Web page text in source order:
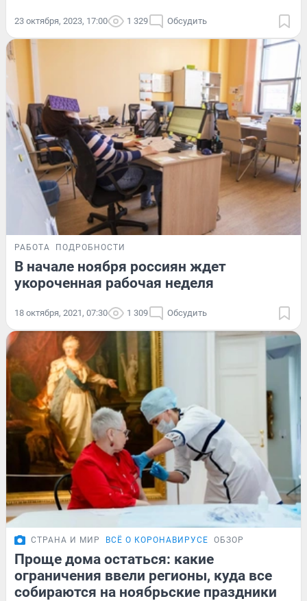
23 октября, 2023, 17:00 1 329 Обсудить
РАБОТА ПОДРОБНОСТИ
В начале ноября россиян ждет
укороченная рабочая неделя
18 октября, 2021, 07:30 1 309 Обсудить
СТРАНА И МИР ВСЁ О КОРОНАВИРУСЕ ОБЗОР
Проще дома остаться: какие
ограничения ввели регионы, куда все
собираются на ноябрьские праздники